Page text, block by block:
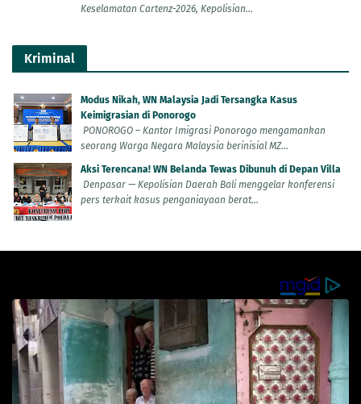
Keselamatan Cartenz-2026, Kepolisian...
Kriminal
Modus Nikah, WN Malaysia Jadi Tersangka Kasus
Keimigrasian di Ponorogo
PONOROGO – Kantor Imigrasi Ponorogo mengamankan
seorang Warga Negara Malaysia berinisial MZ...
Aksi Terencana! WN Belanda Tewas Dibunuh di Depan Villa
Denpasar — Kepolisian Daerah Bali menggelar konferensi
pers terkait kasus penganiayaan berat...